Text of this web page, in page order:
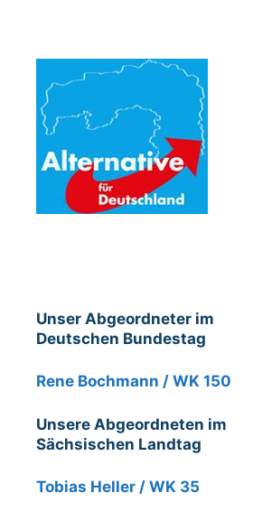
Unser Abgeordneter im
Deutschen Bundestag
Rene Bochmann / WK 150
Unsere Abgeordneten im
Sächsischen Landtag
Tobias Heller / WK 35